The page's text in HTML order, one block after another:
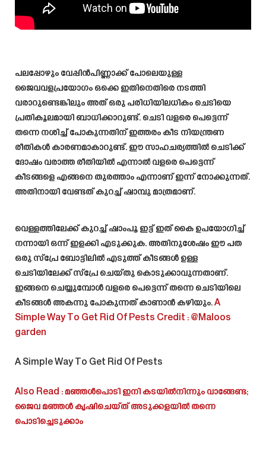
പലപ്പോഴും വേപ്പിൻപിണ്ണാക്ക് പോലെയുള്ള
ജൈവവളപ്രയോഗം ഒക്കെ ഇതിനെതിരെ നടത്തി
വരാറുണ്ടെങ്കിലും അത് ഒരു പരിധിയിലധികം ചെടിയെ
പ്രതികൂലമായി ബാധിക്കാറുണ്ട്. ചെടി വളരെ പെട്ടെന്ന്
തന്നെ നശിച്ച് പോകുന്നതിന് ഇത്തരം കീട നിയന്ത്രണ
രീതികൾ കാരണമാകാറുണ്ട്. ഈ സാഹചര്യത്തിൽ ചെടിക്ക്
ദോഷം വരാത്ത രീതിയിൽ എന്നാൽ വളരെ പെട്ടെന്ന്
കീടങ്ങളെ എങ്ങനെ തുരത്താം എന്നാണ് ഇന്ന് നോക്കുന്നത്.
അതിനായി വേണ്ടത് കുറച്ച് ഷാമ്പു മാത്രമാണ്.
വെള്ളത്തിലേക്ക് കുറച്ച് ഷാംപൂ ഇട്ട് ഇത് കൈ ഉപയോഗിച്ച്
നന്നായി ഒന്ന് ഇളക്കി എടുക്കുക. അതിനുശേഷം ഈ പത
ഒരു സ്പ്രേ ബോട്ടിലിൽ എടുത്ത് കീടങ്ങൾ ഉള്ള
ചെടിയിലേക്ക് സ്‌പ്രേ ചെയ്തു കൊടുക്കാവുന്നതാണ്.
ഇങ്ങനെ ചെയ്യുമ്പോൾ വളരെ പെട്ടെന്ന് തന്നെ ചെടിയിലെ
കീടങ്ങൾ അകന്നു പോകുന്നത് കാണാൻ കഴിയും.A
Simple Way To Get Rid Of Pests Credit : @Maloos
garden
A Simple Way To Get Rid Of Pests
Also Read : മഞ്ഞൾപൊടി ഇനി കടയിൽനിന്നും വാങ്ങേണ്ട;
ജൈവ മഞ്ഞൾ കൃഷിചെയ്ത് അടുക്കളയിൽ തന്നെ
പൊടിച്ചെടുക്കാം